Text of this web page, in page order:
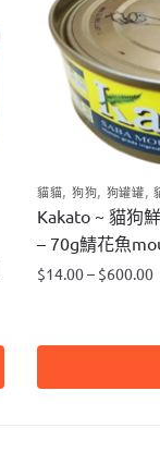
貓貓, 狗狗, 狗罐罐,
Kakato ~ 貓狗
– 70g鯖花魚
$14.00– $600.00
有